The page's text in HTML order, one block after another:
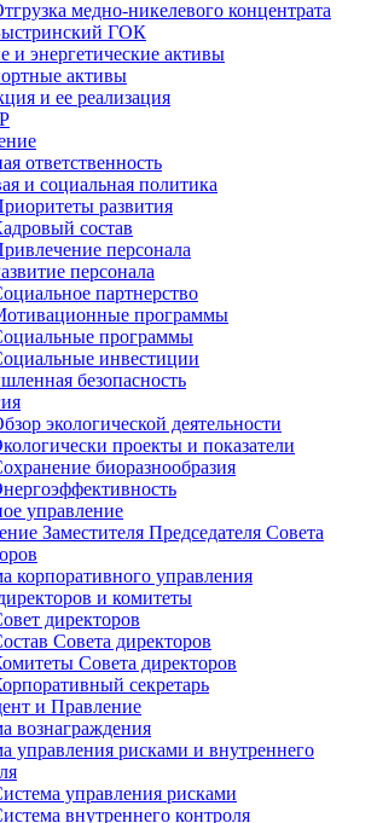
медно-никелевого концентрата
ГОК
и энергетические активы
активы
и ее реализация
ответственность
и социальная политика
развития
состав
персонала
персонала
партнерство
программы
программы
инвестиции
безопасность
экологической деятельности
проекты и показатели
биоразнообразия
управление
Заместителя Председателя Совета
корпоративного управления
и комитеты
директоров
Совета директоров
Совета директоров
секретарь
и Правление
вознаграждения
управления рисками и внутреннего
управления рисками
внутреннего контроля